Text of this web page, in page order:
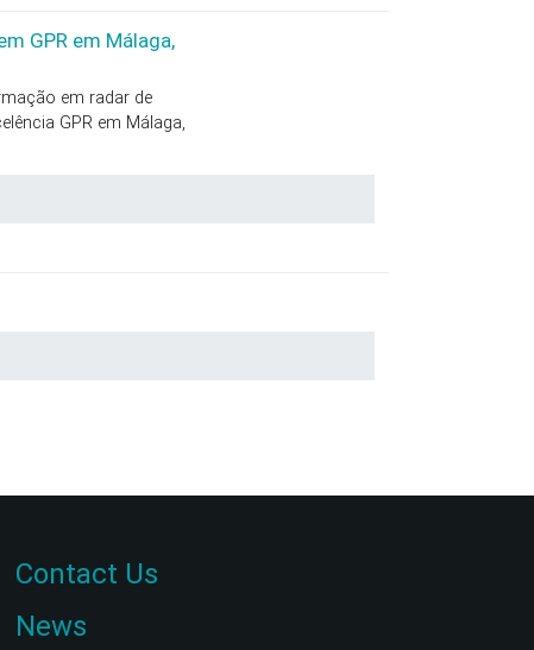
GPR em Málaga,
em radar de
GPR em Málaga,
Contact Us
News